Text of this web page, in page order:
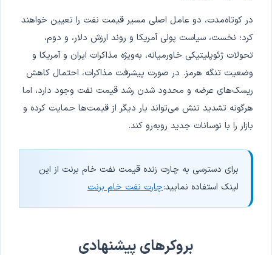
در کوتاه‌مدت، دو عامل اصلی مسیر قیمت نفت را تعیین خواهند
کرد؛ نخست، سیاست پولی آمریکا و روند ارزش دلار، و دوم،
تحولات ژئوپلیتیکی خاورمیانه، به‌ویژه مذاکرات ایران و آمریکا و
وضعیت تنگه هرمز. در صورت پیشرفت مذاکرات، احتمال کاهش
ریسک‌های عرضه و محدود شدن رشد قیمت نفت وجود دارد، اما
هرگونه تشدید تنش می‌تواند بار دیگر از قیمت‌ها حمایت کرده و
بازار را با نوسانات جدید روبه‌رو کند.
برای دسترسی به چارت زنده قیمت نفت خام برنت از این
لینک استفاده نمایید:چارت نفت خام برنت
بروکرهای پیشنهادی